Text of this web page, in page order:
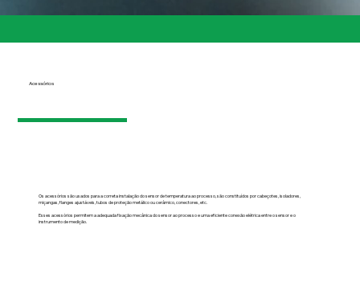
Acessórios
Os acessórios são usados para a correta instalação do sensor de temperatura ao processo, são constituídos por cabeçotes, isoladores,
miçangas, flanges ajustáveis, tubos de proteção metálico ou cerâmico, conectores, etc.
Esses acessórios permitem a adequada fixação mecânica do sensor ao processo e uma eficiente conexão elétrica entre o sensor e o
instrumento de medição.